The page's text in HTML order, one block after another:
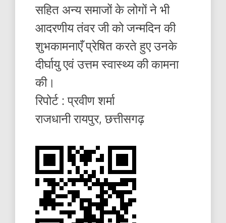
सहित अन्य समाजों के लोगों ने भी
आदरणीय तंवर जी को जन्मदिन की
शुभकामनाएँ प्रेषित करते हुए उनके
दीर्घायु एवं उत्तम स्वास्थ्य की कामना
की।
रिपोर्ट : प्रवीण शर्मा
राजधानी रायपुर, छत्तीसगढ़